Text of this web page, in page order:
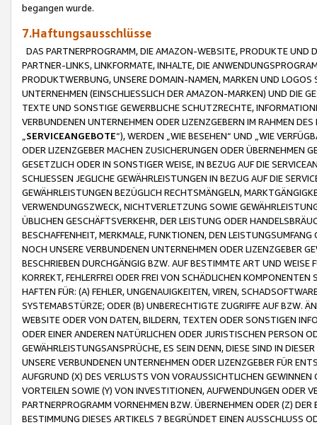
begangen wurde.
7.Haftungsausschlüsse
DAS PARTNERPROGRAMM, DIE AMAZON-WEBSITE, PRODUKTE UND
PARTNER-LINKS, LINKFORMATE, INHALTE, DIE
PRODUKTWERBUNG, UNSERE DOMAIN-NAMEN, MARKEN UND
UNTERNEHMEN (EINSCHLIESSLICH DER AMAZON-MARKEN) UND DIE
TEXTE UND SONSTIGE GEWERBLICHE SCHUTZRECHTE,
VERBUNDENEN UNTERNEHMEN ODER LIZENZGEBERN IM RAHMEN
SERVICEANGEBOTE“), WERDEN „WIE BESEHEN“ UND „WIE
ODER LIZENZGEBER MACHEN ZUSICHERUNGEN ODER ÜBERNEHMEN
GESETZLICH ODER IN SONSTIGER WEISE, IN BEZUG AUF DIE
SCHLIESSEN JEGLICHE GEWÄHRLEISTUNGEN IN BEZUG AUF DIE
GEWÄHRLEISTUNGEN BEZÜGLICH RECHTSMÄNGELN,
VERWENDUNGSZWECK, NICHTVERLETZUNG SOWIE
ÜBLICHEN GESCHÄFTSVERKEHR, DER LEISTUNG ODER
BESCHAFFENHEIT, MERKMALE, FUNKTIONEN, DEN
NOCH UNSERE VERBUNDENEN UNTERNEHMEN ODER LIZENZGEBER
BESCHRIEBEN DURCHGÄNGIG BZW. AUF BESTIMMTE ART UND
KORREKT, FEHLERFREI ODER FREI VON SCHÄDLICHEN
HAFTEN FÜR: (A) FEHLER, UNGENAUIGKEITEN, VIREN,
SYSTEMABSTÜRZE; ODER (B) UNBERECHTIGTE ZUGRIFFE AUF BZW.
WEBSITE ODER VON DATEN, BILDERN, TEXTEN ODER SONSTIGEN
ODER EINER ANDEREN NATÜRLICHEN ODER JURISTISCHEN PERSON
GEWÄHRLEISTUNGSANSPRÜCHE, ES SEIN DENN, DIESE SIND IN
UNSERE VERBUNDENEN UNTERNEHMEN ODER LIZENZGEBER FÜR
AUFGRUND (X) DES VERLUSTS VON VORAUSSICHTLICHEN
VORTEILEN SOWIE (Y) VON INVESTITIONEN, AUFWENDUNGEN ODER
PARTNERPROGRAMM VORNEHMEN BZW. ÜBERNEHMEN ODER (Z)
BESTIMMUNG DIESES ARTIKELS 7 BEGRÜNDET EINEN AUSSCHLUSS